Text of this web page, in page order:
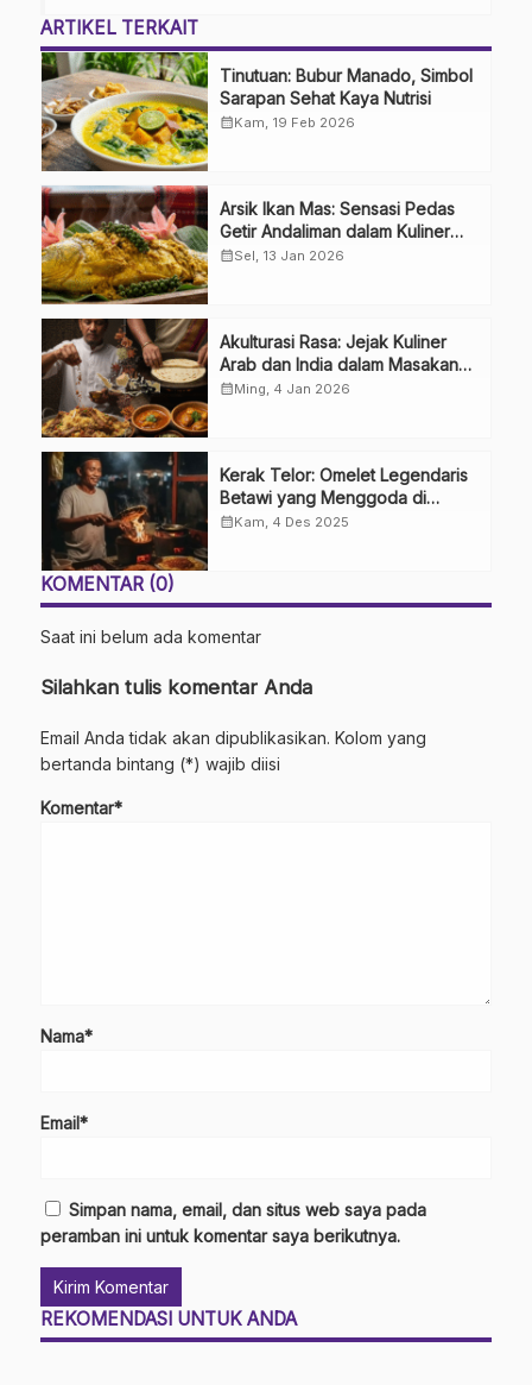
ARTIKEL TERKAIT
Tinutuan: Bubur Manado, Simbol
Sarapan Sehat Kaya Nutrisi
calendar_monthKam, 19 Feb 2026
Arsik Ikan Mas: Sensasi Pedas
Getir Andaliman dalam Kuliner
Khas Batak
calendar_monthSel, 13 Jan 2026
Akulturasi Rasa: Jejak Kuliner
Arab dan India dalam Masakan
Nusantara
calendar_monthMing, 4 Jan 2026
Kerak Telor: Omelet Legendaris
Betawi yang Menggoda di
Tengah Modernitas
calendar_monthKam, 4 Des 2025
KOMENTAR (0)
Saat ini belum ada komentar
Silahkan tulis komentar Anda
Email Anda tidak akan dipublikasikan. Kolom yang
bertanda bintang (*) wajib diisi
Komentar*
Nama*
Email*
Simpan nama, email, dan situs web saya pada
peramban ini untuk komentar saya berikutnya.
REKOMENDASI UNTUK ANDA